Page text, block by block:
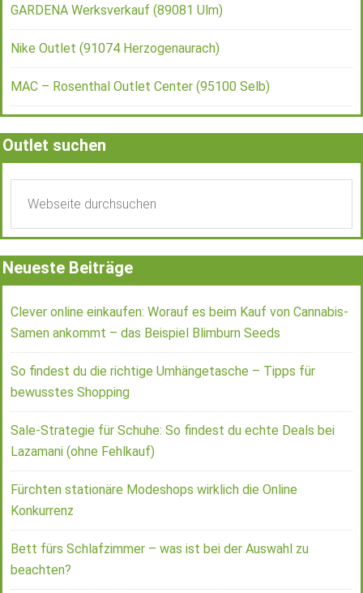
GARDENA Werksverkauf (89081 Ulm)
Nike Outlet (91074 Herzogenaurach)
MAC – Rosenthal Outlet Center (95100 Selb)
Outlet suchen
Neueste Beiträge
Clever online einkaufen: Worauf es beim Kauf von Cannabis-
Samen ankommt – das Beispiel Blimburn Seeds
So findest du die richtige Umhängetasche – Tipps für
bewusstes Shopping
Sale-Strategie für Schuhe: So findest du echte Deals bei
Lazamani (ohne Fehlkauf)
Fürchten stationäre Modeshops wirklich die Online
Konkurrenz
Bett fürs Schlafzimmer – was ist bei der Auswahl zu
beachten?